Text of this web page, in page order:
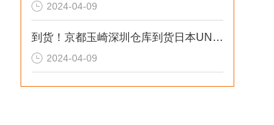
2024-04-09
到货！京都玉崎深圳仓库到货日本UNITTA音波式皮带张力计U-550替换U-508
2024-04-09